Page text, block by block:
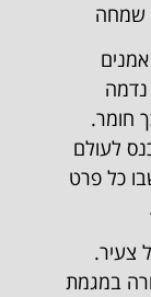
שמחה
נדמה
חומר.
לעולם
כל פרט
צעיר.
במגמת